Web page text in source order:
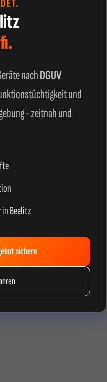
nachDGUV
und
- zeitnah und
Beelitz
sichern